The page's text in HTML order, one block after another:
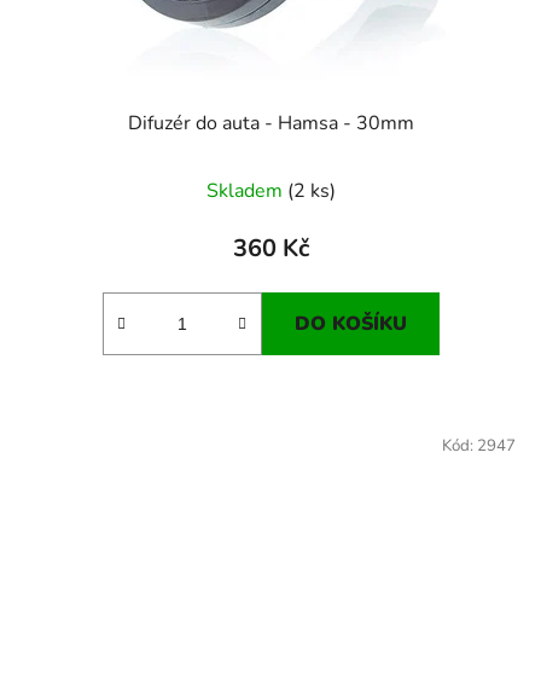
Difuzér do auta - Hamsa - 30mm
Skladem (2 ks)
360 Kč
DO KOŠÍKU
Kód: 2947